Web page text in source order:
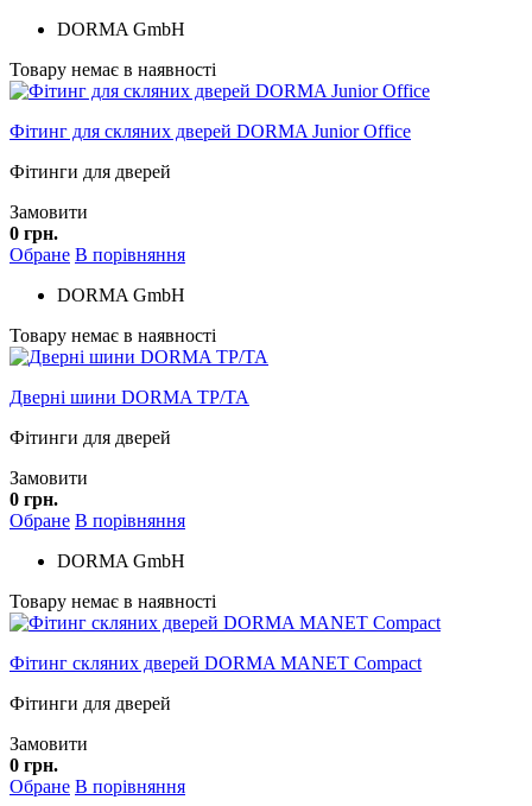
DORMA GmbH
Товару немає в наявності
Фітинг для скляних дверей DORMA Junior Office
Фітинги для дверей
Замовити
0 грн.
Обране В порівняння
DORMA GmbH
Товару немає в наявності
Дверні шини DORMA TP/TA
Фітинги для дверей
Замовити
0 грн.
Обране В порівняння
DORMA GmbH
Товару немає в наявності
Фітинг скляних дверей DORMA MANET Compact
Фітинги для дверей
Замовити
0 грн.
Обране В порівняння